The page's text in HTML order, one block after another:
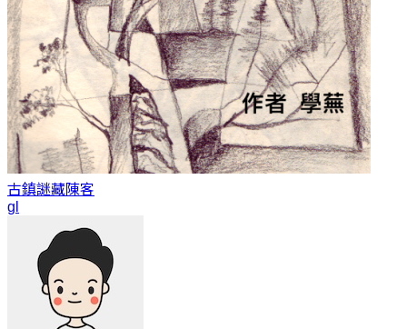
古鎮謎藏陳客
gl